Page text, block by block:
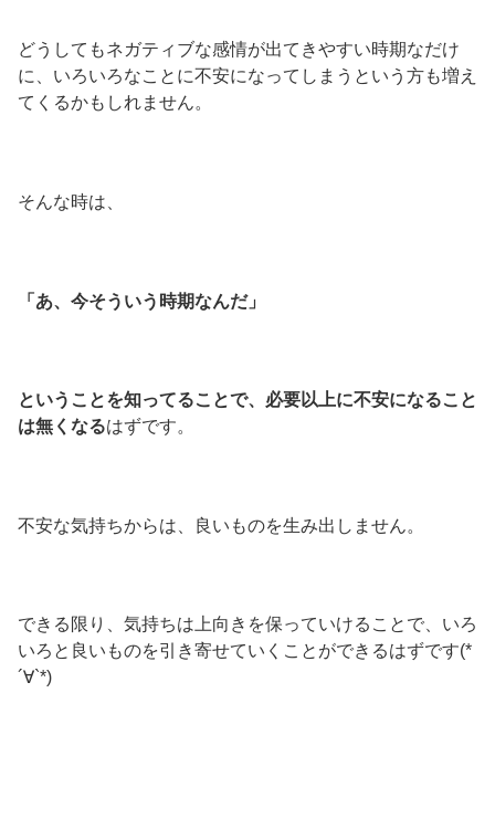
どうしてもネガティブな感情が出てきやすい時期なだけ
に、いろいろなことに不安になってしまうという方も増え
てくるかもしれません。
そんな時は、
「あ、今そういう時期なんだ」
ということを知ってることで、必要以上に不安になること
は無くなるはずです。
不安な気持ちからは、良いものを生み出しません。
できる限り、気持ちは上向きを保っていけることで、いろ
いろと良いものを引き寄せていくことができるはずです(*
´∀`*)